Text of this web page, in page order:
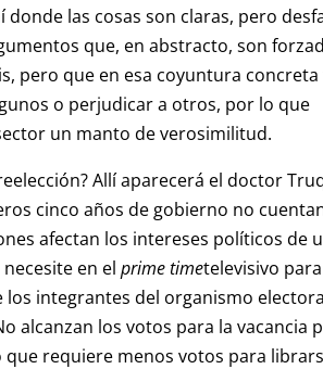
las cosas son claras, pero
que, en abstracto, son
pero que en esa coyuntura
o perjudicar a otros, por lo que
un manto de verosimilitud.
Allí aparecerá el doctor
cinco años de gobierno no
afectan los intereses políticos de
en elprime timetelevisivo
integrantes del organismo
alcanzan los votos para la vacancia
requiere menos votos para